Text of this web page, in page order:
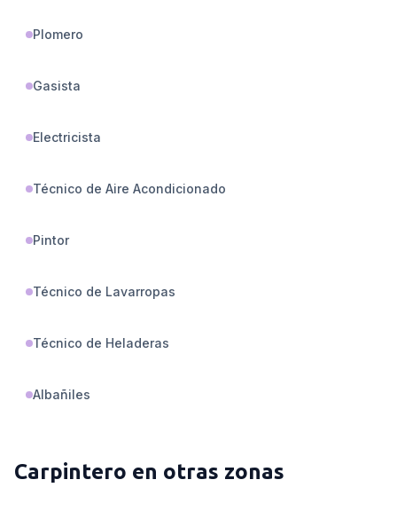
Plomero
Gasista
Electricista
Técnico de Aire Acondicionado
Pintor
Técnico de Lavarropas
Técnico de Heladeras
Albañiles
Carpintero en otras zonas